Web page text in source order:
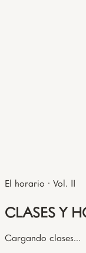
El horario · Vol. II
CLASES Y
Cargando clases...